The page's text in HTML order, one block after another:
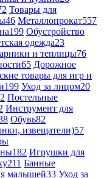
Товары для
46 Металлопрокат557
199 Обустройство
одежда23
и теплицы76
65 Дорожное
товары для игр и
199 Уход за лицом20
Постельные
Инструмент для
Обувь82
извещатели)57
182 Игрушки для
211 Банные
малышей33 Уход за